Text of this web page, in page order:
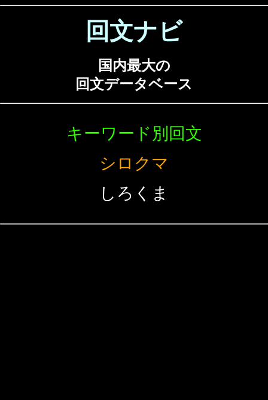
回文ナビ
国内最大の
回文データベース
キーワード別回文
シロクマ
しろくま